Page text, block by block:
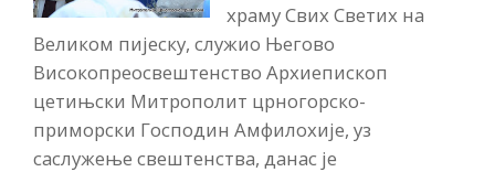
храму Свих Светих на
Великом пијеску, служио Његово
Високопреосвештенство Архиепископ
цетињски Митрополит црногорско-
приморски Господин Амфилохије, уз
саслужење свештенства, данас је